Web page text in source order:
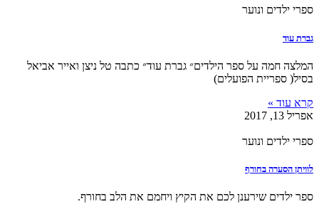
ספרי ילדים ונוער
גברת עוד
המלצה חמה על ספר הילדים״ גברת עוד״ כתבה טל ניצן ואייר אביאל
בסיל( ספריית הפועלים)
קרא עוד »
אפריל 13, 2017
ספרי ילדים ונוער
לוויתן הסערה בחורף
ספר ילדים שירענן לכם את הקיץ ויחמם את הלב בחורף.